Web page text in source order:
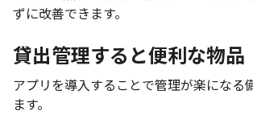
ずに改善できます。
貸出管理すると便利な物品
アプリを導入することで管理が楽になる
ます。